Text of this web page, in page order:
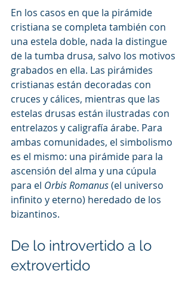
En los casos en que la pirámide
cristiana se completa también con
una estela doble, nada la distingue
de la tumba drusa, salvo los motivos
grabados en ella. Las pirámides
cristianas están decoradas con
cruces y cálices, mientras que las
estelas drusas están ilustradas con
entrelazos y caligrafía árabe. Para
ambas comunidades, el simbolismo
es el mismo: una pirámide para la
ascensión del alma y una cúpula
para el Orbis Romanus (el universo
infinito y eterno) heredado de los
bizantinos.
De lo introvertido a lo
extrovertido